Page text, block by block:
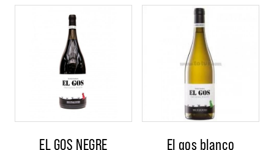
EL GOS NEGRE El gos blanco